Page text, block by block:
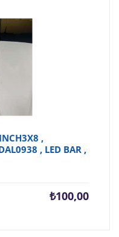
,
, LED BAR ,
₺100,00
Şu